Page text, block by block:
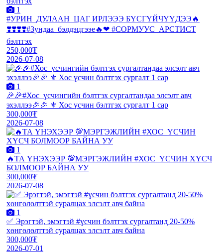
1
#УРИН_ДУЛААН_ЦАГ ИРЛЭЭЭ БҮСГҮЙЧҮҮДЭЭ🔥
❣️❣️❣️❣️#Зундаа_бэлдэцгээе🔥❤ #СОРМУУС_АРСТИСТ
бэлтгэх
250,000₮
2026-07-08
1
🎉🎉#Хос_үсчингийн бэлтгэх сургалтандаа элсэлт авч
эхэллээ🎉🎉 ⚜️ Хос үсчин бэлтгэх сургалт 1 сар
300,000₮
2026-07-08
1
🔥ТА ҮНЭХЭЭР 💯МЭРГЭЖЛИЙН #ХОС_ҮСЧИН ХҮСЧ
БОЛМООР БАЙНА УУ
300,000₮
2026-07-08
1
✅ Эрэгтэй, эмэгтэй #үсчин бэлтгэх сургалтанд 20-50%
хөнгөлөлттэй суралцах элсэлт авч байна
300,000₮
2026-07-01